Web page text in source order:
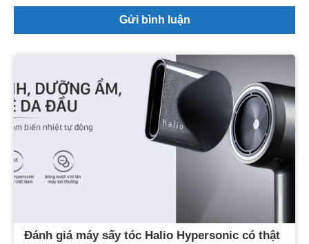
Đánh giá máy sấy tóc Halio Hypersonic có thật